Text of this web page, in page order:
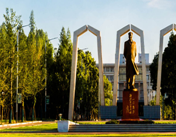
设置
宣传片
寄语
实践教学
线上法学实验室
课程建设